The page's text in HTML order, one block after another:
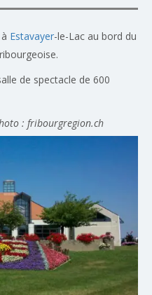
Estavayer-le-Lac au bord du
de spectacle de 600
: fribourgregion.ch